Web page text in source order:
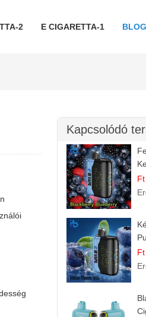
2 E CIGARETTA-1 BLOG
Kapcsolódó